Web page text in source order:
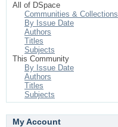
All of DSpace
Communities & Collections
By Issue Date
Authors
Titles
Subjects
This Community
By Issue Date
Authors
Titles
Subjects
My Account